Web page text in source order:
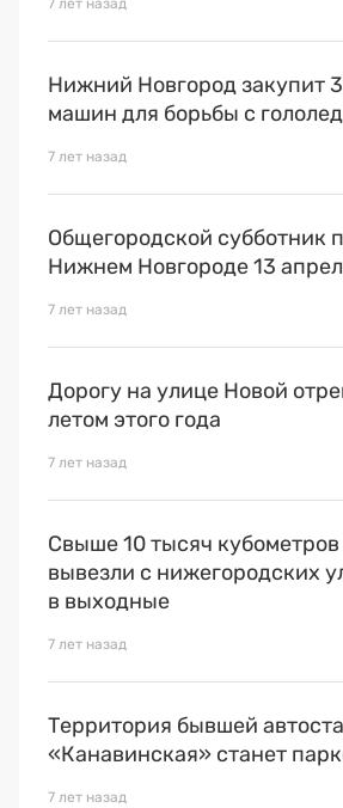
Нижний Новгород закупит
машин для борьбы с
7 лет назад
Общегородской субботник
Нижнем Новгороде 13
7 лет назад
Дорогу на улице Новой
летом этого года
7 лет назад
Свыше 10 тысяч кубометров
вывезли с нижегородских
в выходные
7 лет назад
Территория бывшей
«Канавинская» станет
7 лет назад